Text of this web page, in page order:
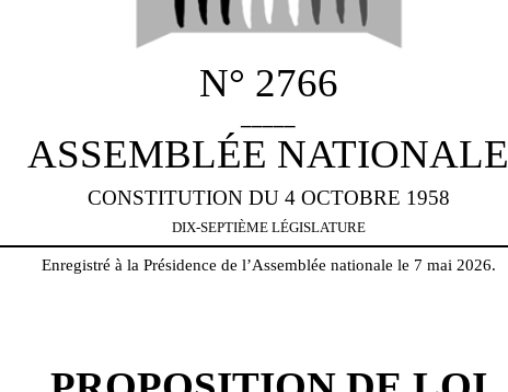
N° 2766
ASSEMBLÉE NATIONALE
CONSTITUTION DU 4 OCTOBRE 1958
DIX-SEPTIÈME LÉGISLATURE
Enregistré à la Présidence de l’Assemblée nationale le 7 mai 2026.